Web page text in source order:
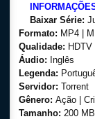
Baixar Série:
Formato: MP4 |
Qualidade: HDTV
Áudio: Inglês
Legenda:
Servidor: Torrent
Gênero: Ação |
Tamanho: 200